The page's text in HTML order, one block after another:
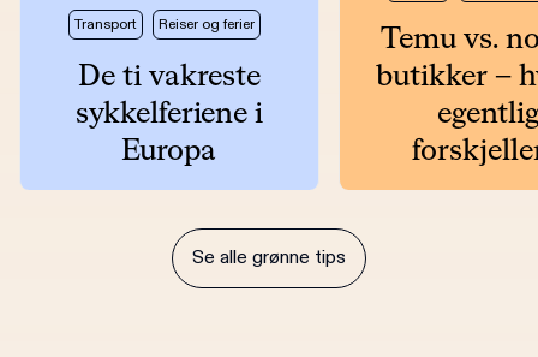
Transport Reiser og ferier
De ti vakreste
sykkelferiene i
Europa
Temu vs.
butikker –
Se alle grønne tips